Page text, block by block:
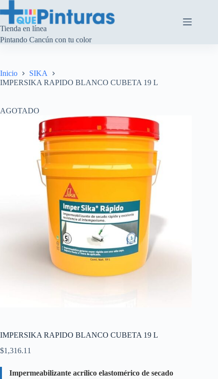
al
contenido
Tienda en línea
Pintando Cancún con tu color
Inicio
SIKA
IMPERSIKA RAPIDO BLANCO CUBETA 19 L
AGOTADO
IMPERSIKA RAPIDO BLANCO CUBETA 19 L
$1,316.11
Impermeabilizante acrílico elastomérico de secado